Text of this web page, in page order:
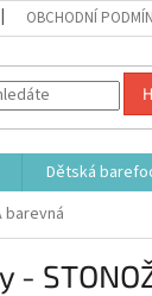
OBCHODNÍ
Dětská
barevná
-